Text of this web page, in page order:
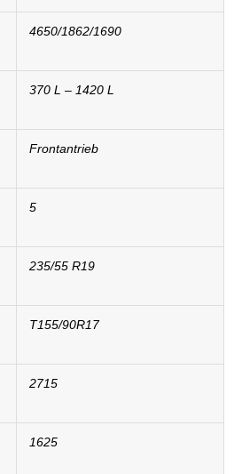
4650/1862/1690
370 L – 1420 L
Frontantrieb
5
235/55 R19
T155/90R17
2715
1625